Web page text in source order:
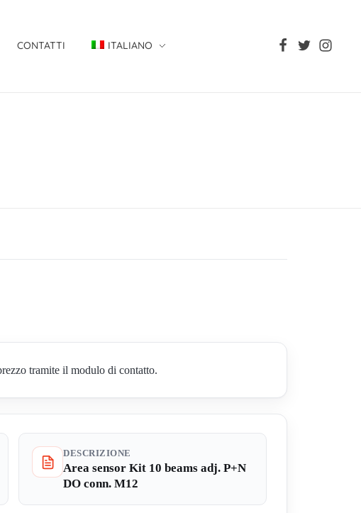
CONTATTI ITALIANO
tramite il modulo di contatto.
DESCRIZIONE
Area sensor Kit 10 beams adj. P+N
DO conn. M12